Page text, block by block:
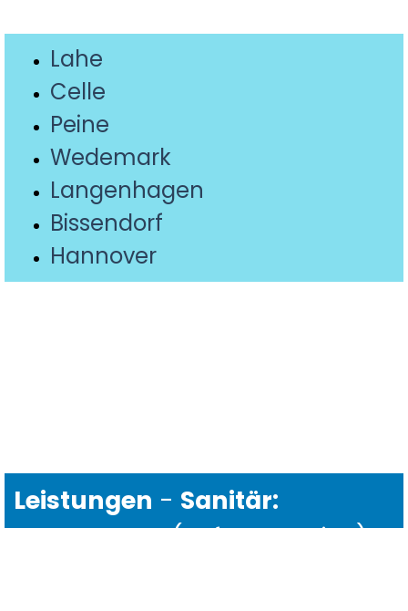
Lahe
Celle
Peine
Wedemark
Langenhagen
Bissendorf
Hannover
Leistungen - Sanitär:
Reparaturen (Sofort-Service) -